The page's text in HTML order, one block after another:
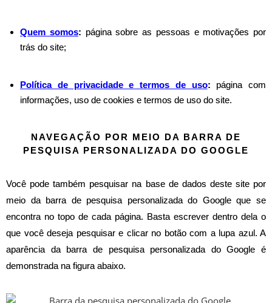
Quem somos: página sobre as pessoas e motivações por
trás do site;
Política de privacidade e termos de uso: página com
informações, uso de cookies e termos de uso do site.
NAVEGAÇÃO POR MEIO DA BARRA DE
PESQUISA PERSONALIZADA DO GOOGLE
Você pode também pesquisar na base de dados deste site por
meio da barra de pesquisa personalizada do Google que se
encontra no topo de cada página. Basta escrever dentro dela o
que você deseja pesquisar e clicar no botão com a lupa azul. A
aparência da barra de pesquisa personalizada do Google é
demonstrada na figura abaixo.